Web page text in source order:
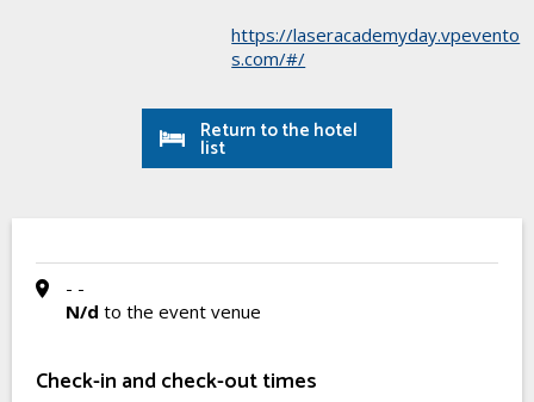
https://laseracademyday.vpevento
s.com/#/
Return to the hotel
list
- -
N/d to the event venue
Check-in and check-out times